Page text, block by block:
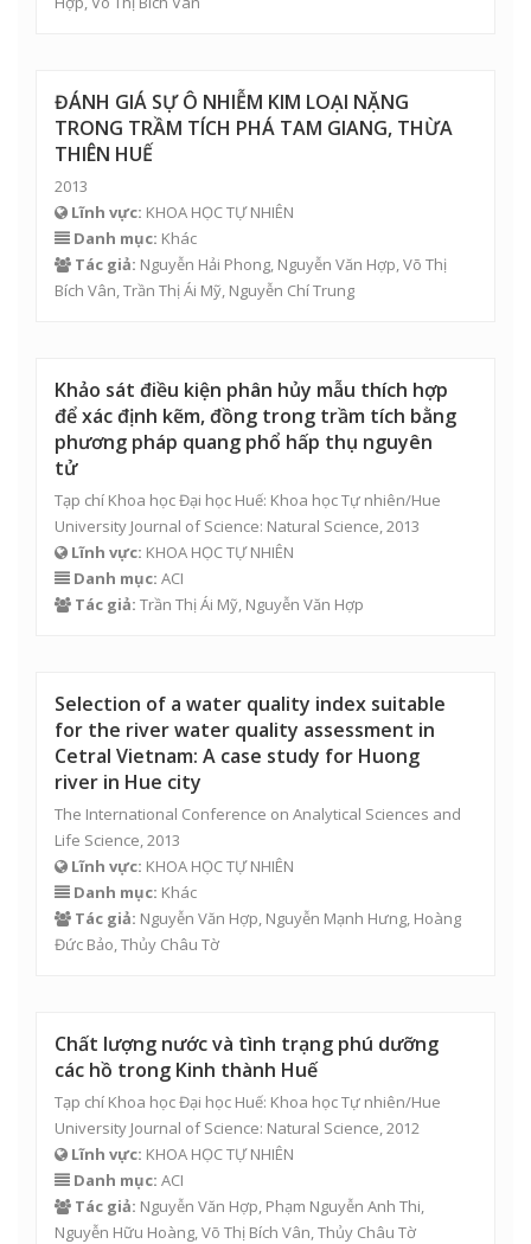
ĐÁNH GIÁ SỰ Ô NHIỄM KIM LOẠI NẶNG
TRONG TRẦM TÍCH PHÁ TAM GIANG, THỪA
THIÊN HUẾ
2013
Lĩnh vực: KHOA HỌC TỰ NHIÊN
Danh mục: Khác
Tác giả: Nguyễn Hải Phong, Nguyễn Văn Hợp,Võ Thị
Bích Vân,Trần Thị Ái Mỹ, Nguyễn Chí Trung
Khảo sát điều kiện phân hủy mẫu thích hợp
để xác định kẽm, đồng trong trầm tích bằng
phương pháp quang phổ hấp thụ nguyên
tử
Tạp chí Khoa học Đại học Huế: Khoa học Tự nhiên/Hue
University Journal of Science: Natural Science, 2013
Lĩnh vực: KHOA HỌC TỰ NHIÊN
Danh mục: ACI
Tác giả: Trần Thị Ái Mỹ, Nguyễn Văn Hợp
Selection of a water quality index suitable
for the river water quality assessment in
Cetral Vietnam: A case study for Huong
river in Hue city
The International Conference on Analytical Sciences and
Life Science, 2013
Lĩnh vực: KHOA HỌC TỰ NHIÊN
Danh mục: Khác
Tác giả: Nguyễn Văn Hợp, Nguyễn Mạnh Hưng, Hoàng
Đức Bảo,Thủy Châu Tờ
Chất lượng nước và tình trạng phú dưỡng
các hồ trong Kinh thành Huế
Tạp chí Khoa học Đại học Huế: Khoa học Tự nhiên/Hue
University Journal of Science: Natural Science, 2012
Lĩnh vực: KHOA HỌC TỰ NHIÊN
Danh mục: ACI
Tác giả: Nguyễn Văn Hợp, Phạm Nguyễn Anh Thi,
Nguyễn Hữu Hoàng,Võ Thị Bích Vân,Thủy Châu Tờ